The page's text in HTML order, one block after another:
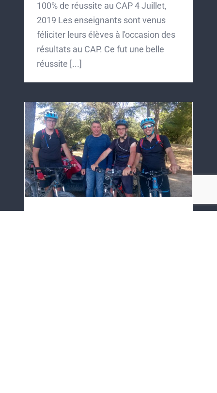
100% de réussite au CAP 4 Juillet,
2019 Les enseignants sont venus
féliciter leurs élèves à l'occasion des
résultats au CAP. Ce fut une belle
réussite [...]